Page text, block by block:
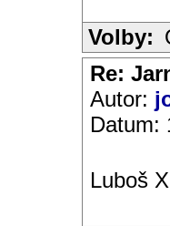
Volby:
Re:
Autor:
Datum:
Luboš